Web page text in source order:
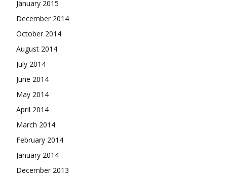
January 2015
December 2014
October 2014
August 2014
July 2014
June 2014
May 2014
April 2014
March 2014
February 2014
January 2014
December 2013